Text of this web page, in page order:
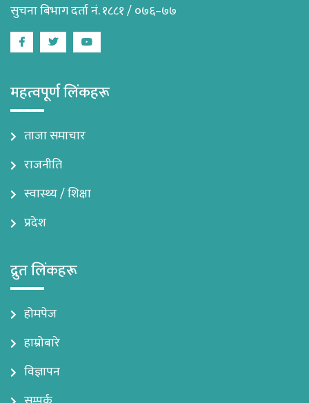
सुचना बिभाग दर्ता नं. १८८१ / ०७६–७७
FacebookTwitterYoutube
महत्वपूर्ण लिंकहरू
ताजा समाचार
राजनीति
स्वास्थ्य / शिक्षा
प्रदेश
द्रुत लिंकहरू
होमपेज
हाम्रोबारे
विज्ञापन